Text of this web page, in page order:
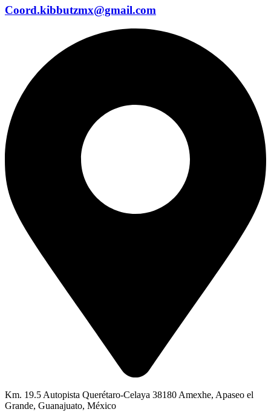
Coord.kibbutzmx@gmail.com
Km. 19.5 Autopista Querétaro-Celaya 38180 Amexhe, Apaseo el
Grande, Guanajuato, México